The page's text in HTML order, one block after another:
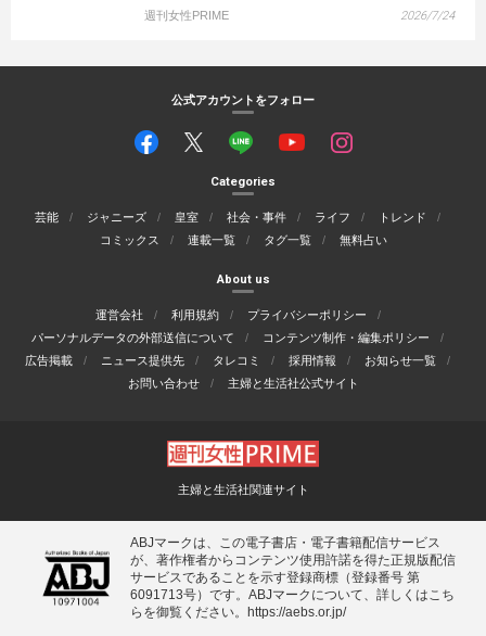
週刊女性PRIME 2026/7/24
公式アカウントをフォロー
Categories
芸能 ジャニーズ 皇室 社会・事件 ライフ
トレンド
コミックス
連載一覧 タグ一覧 無料占い
About us
運営会社 利用規約
プライバシーポリシー
パーソナルデータの外部送信について
コンテンツ制作・編集ポリシー
広告掲載
ニュース提供先 タレコミ 採用情報
お知らせ一覧
お問い合わせ
主婦と生活社公式サイト
主婦と生活社関連サイト
ABJマークは、この電子書店・電子書籍配信サービス
が、著作権者からコンテンツ使用許諾を得た正規版配信
サービスであることを示す登録商標（登録番号 第
6091713号）です。ABJマークについて、詳しくはこち
らを御覧ください。
https://aebs.or.jp/